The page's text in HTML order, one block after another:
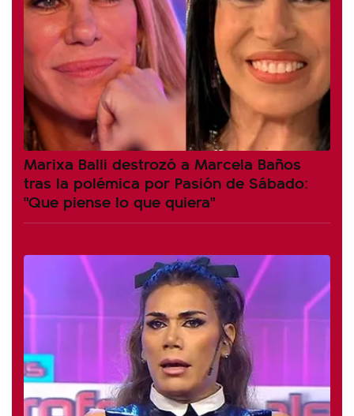
Marixa Balli destrozó a Marcela Baños
tras la polémica por Pasión de Sábado:
"Que piense lo que quiera"